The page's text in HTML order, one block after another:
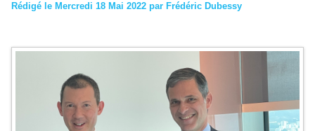
Rédigé le Mercredi 18 Mai 2022 par Frédéric Dubessy